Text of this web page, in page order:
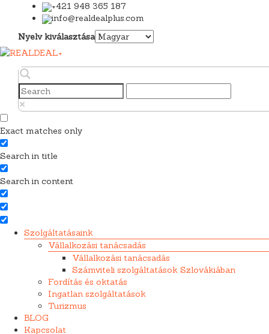
+421 948 365 187
info@realdealplus.com
Nyelv kiválasztása
Exact matches only
Search in title
Search in content
Szolgáltatásaink
Vállalkozási tanácsadás
Vállalkozási tanácsadás
Számviteli szolgáltatások Szlovákiában
Fordítás és oktatás
Ingatlan szolgáltatások
Turizmus
BLOG
Kapcsolat